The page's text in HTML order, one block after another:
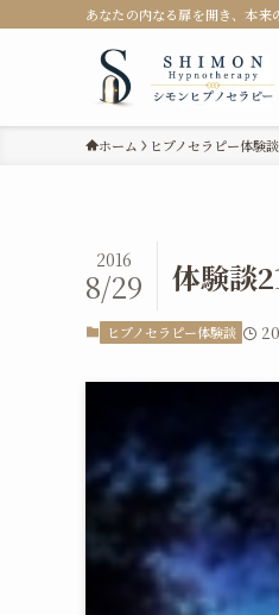
あなたの内なる扉を開き、本来
ホーム ヒプノセラピー体験談
体験談
2016
8/29
ヒプノセラピー体験談